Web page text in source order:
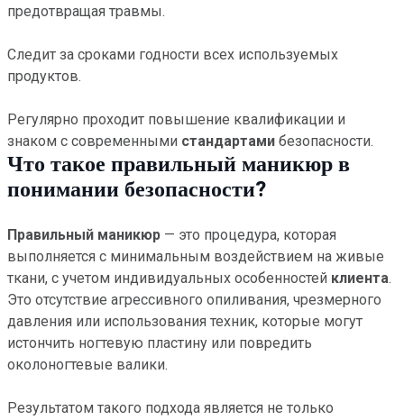
предотвращая травмы.
Следит за сроками годности всех используемых
продуктов.
Регулярно проходит повышение квалификации и
знаком с современными стандартами безопасности.
Что такое правильный маникюр в
понимании безопасности?
Правильный маникюр — это процедура, которая
выполняется с минимальным воздействием на живые
ткани, с учетом индивидуальных особенностей клиента.
Это отсутствие агрессивного опиливания, чрезмерного
давления или использования техник, которые могут
истончить ногтевую пластину или повредить
околоногтевые валики.
Результатом такого подхода является не только